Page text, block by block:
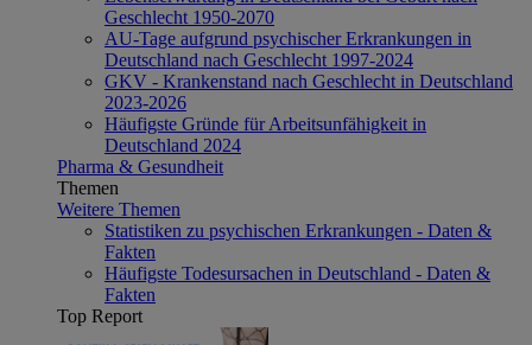
Geschlecht 1950-2070
AU-Tage aufgrund psychischer Erkrankungen in
Deutschland nach Geschlecht 1997-2024
GKV - Krankenstand nach Geschlecht in Deutschland
2023-2026
Häufigste Gründe für Arbeitsunfähigkeit in
Deutschland 2024
Pharma & Gesundheit
Themen
Weitere Themen
Statistiken zu psychischen Erkrankungen - Daten &
Fakten
Häufigste Todesursachen in Deutschland - Daten &
Fakten
Top Report